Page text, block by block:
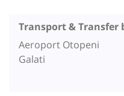
Transport & Transfer
Aeroport Otopeni
Galati